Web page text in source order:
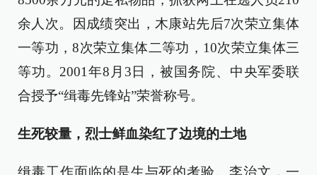
余人次。因成绩突出，木康站先后7次荣立集体
一等功，8次荣立集体二等功，10次荣立集体三
等功。2001年8月3日，被国务院、中央军委联
合授予“缉毒先锋站”荣誉称号。
生死较量，烈士鲜血染红了边境的土地
缉毒工作面临的是生与死的考验。李治文，一